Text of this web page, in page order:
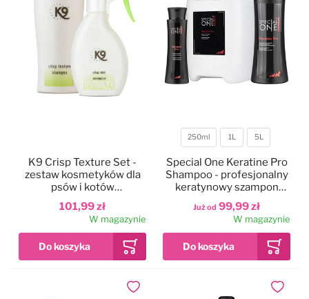
101,99 zł
K9 Crisp Texture Set -
zestaw kosmetyków dla
psów i kotów
szorstkowłosych
W magazynie
Pojemność
250ml 1L 5L
Już od 99,99 zł
Special One Keratine Pro
Shampoo - profesjonalny
keratynowy szampon
strukturyzujący do
szorstkiej sierści,
koncentrat 1:20
W magazynie
Dodaj do ulubionych Dodaj